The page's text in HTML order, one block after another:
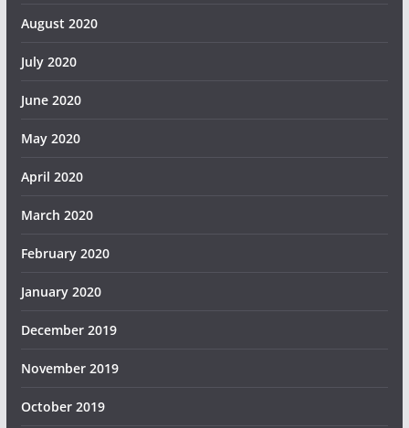
August 2020
July 2020
June 2020
May 2020
April 2020
March 2020
February 2020
January 2020
December 2019
November 2019
October 2019